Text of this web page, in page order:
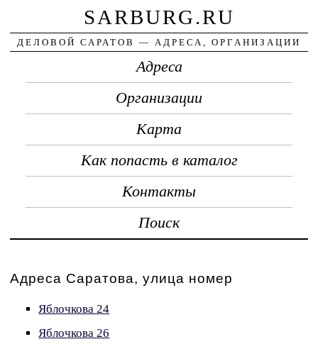
SARBURG.RU
ДЕЛОВОЙ САРАТОВ — АДРЕСА, ОРГАНИЗАЦИИ
Адреса
Организации
Карта
Как попасть в каталог
Контакты
Поиск
Адреса Саратова, улица номер
Яблочкова 24
Яблочкова 26